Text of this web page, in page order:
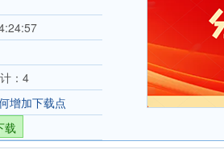
：4
增加下载点
载